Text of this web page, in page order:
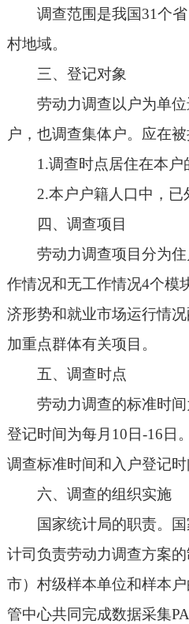
调查范围是我国31个
村地域。
三、登记对象
劳动力调查以户为单
户，也调查集体户。应在
1.调查时点居住在本户
2.本户户籍人口中，已
四、调查项目
劳动力调查项目分为
作情况和无工作情况4个模
济形势和就业市场运行情
加重点群体有关项目。
五、调查时点
劳动力调查的标准时
登记时间为每月10日-16日
调查标准时间和入户登记时
六、调查的组织实施
国家统计局的职责。
计司负责劳动力调查方案的
市）村级样本单位和样本
管中心共同完成数据采集